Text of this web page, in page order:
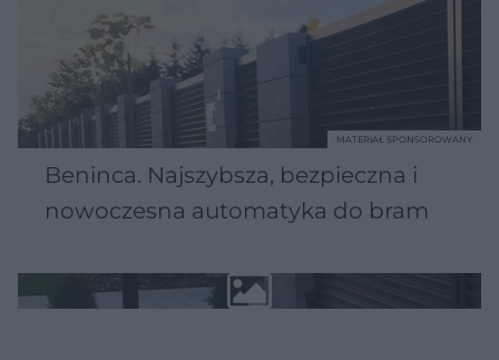
Beninca. Najszybsza, bezpieczna i
nowoczesna automatyka do bram
MATERIAŁ SPONSOROWANY